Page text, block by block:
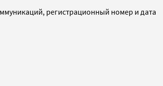
регистрационный номер и дата